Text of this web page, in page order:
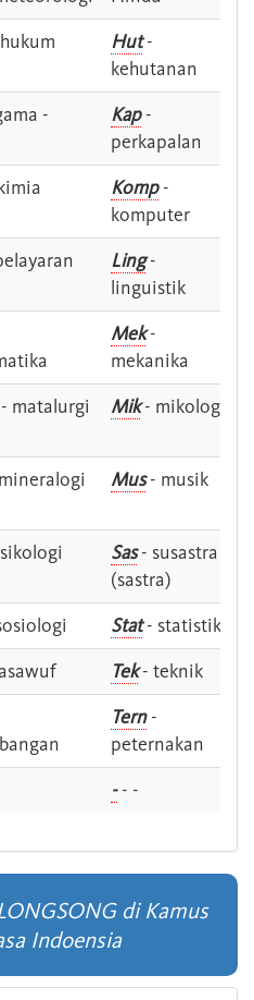
Hut-
kehutanan
-
Kap-
perkapalan
Komp-
komputer
Ling-
linguistik
Mek-
mekanika
matalurgi Mik- mikologi
Mus- musik
Sas- susastra -
(sastra)
Stat- statistik
Tek- teknik
Tern-
peternakan
-- -
di Kamus
Indoensia